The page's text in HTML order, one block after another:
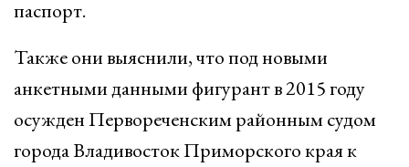
паспорт.
Также они выяснили, что под новыми
анкетными данными фигурант в 2015 году
осужден Первореченским районным судом
города Владивосток Приморского края к